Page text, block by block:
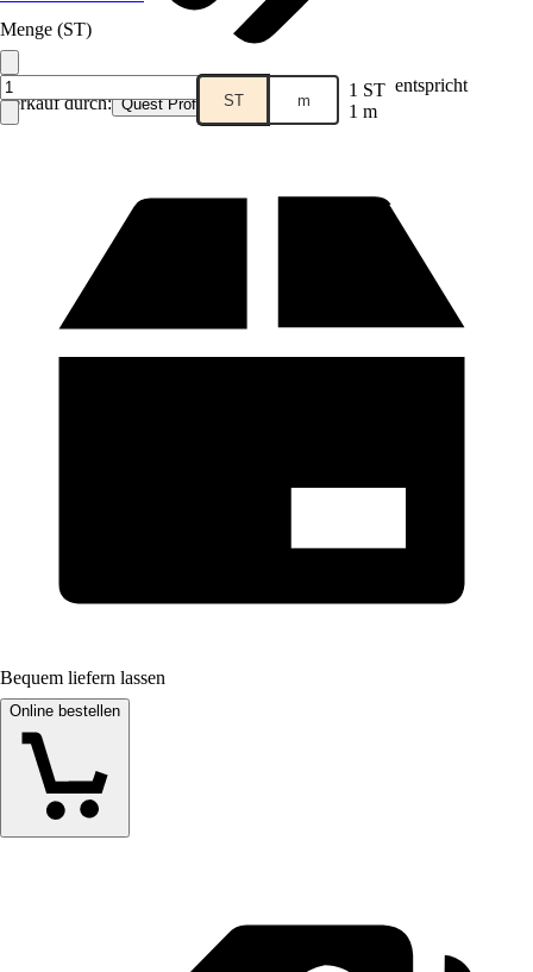
Verkauf durch: Quest Profile
Menge (ST)
ST m 1 ST entspricht
1 m
Bequem liefern lassen
Online bestellen